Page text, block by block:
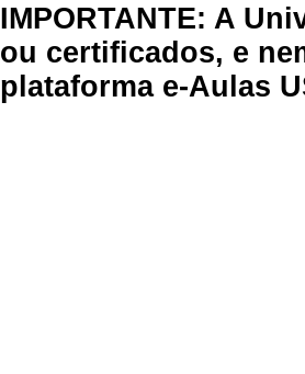
IMPORTANTE: A
ou certificados, e
plataforma e-Aulas